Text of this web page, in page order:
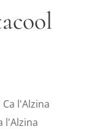
l'Alzina
l'Alzina